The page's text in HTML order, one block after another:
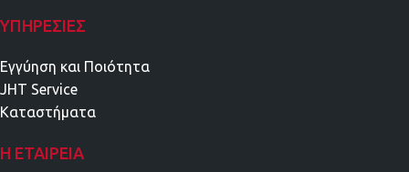
ΥΠΗΡΕΣΊΕΣ
Εγγύηση και Ποιότητα
JHT Service
Καταστήματα
Η ΕΤΑΙΡΕΊΑ